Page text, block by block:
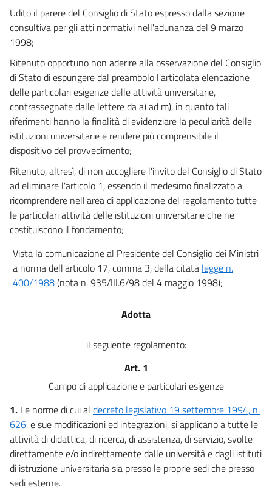
Udito il parere del Consiglio di Stato espresso dalla sezione
consultiva per gli atti normativi nell'adunanza del 9 marzo
1998;
Ritenuto opportuno non aderire alla osservazione del Consiglio
di Stato di espungere dal preambolo l'articolata elencazione
delle particolari esigenze delle attività universitarie,
contrassegnate dalle lettere da a) ad m), in quanto tali
riferimenti hanno la finalità di evidenziare la peculiarità delle
istituzioni universitarie e rendere più comprensibile il
dispositivo del provvedimento;
Ritenuto, altresì, di non accogliere l'invito del Consiglio di Stato
ad eliminare l'articolo 1, essendo il medesimo finalizzato a
ricomprendere nell'area di applicazione del regolamento tutte
le particolari attività delle istituzioni universitarie che ne
costituiscono il fondamento;
Vista la comunicazione al Presidente del Consiglio dei Ministri
a norma dell'articolo 17, comma 3, della citata legge n.
400/1988(nota n. 935/III.6/98 del 4 maggio 1998);
Adotta
il seguente regolamento:
Art. 1
Campo di applicazione e particolari esigenze
1. Le norme di cui al decreto legislativo 19 settembre 1994, n.
626, e sue modificazioni ed integrazioni, si applicano a tutte le
attività di didattica, di ricerca, di assistenza, di servizio, svolte
direttamente e/o indirettamente dalle università e dagli istituti
di istruzione universitaria sia presso le proprie sedi che presso
sedi esterne.